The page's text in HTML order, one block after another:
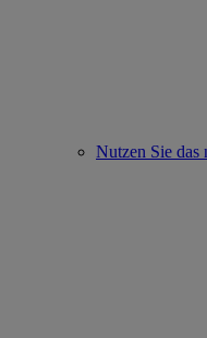
Nutzen Sie das